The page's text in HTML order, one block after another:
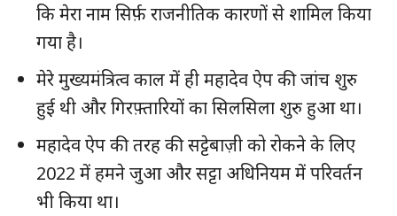
कि मेरा नाम सिर्फ़ राजनीतिक कारणों से शामिल किया
गया है।
मेरे मुख्यमंत्रित्व काल में ही महादेव ऐप की जांच शुरु
हुई थी और गिरफ़्तारियों का सिलसिला शुरु हुआ था।
महादेव ऐप की तरह की सट्टेबाज़ी को रोकने के लिए
2022 में हमने जुआ और सट्टा अधिनियम में परिवर्तन
भी किया था।